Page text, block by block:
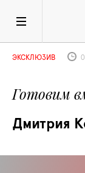
Готовим
Дмитрия
ЭКСКЛЮЗИВ